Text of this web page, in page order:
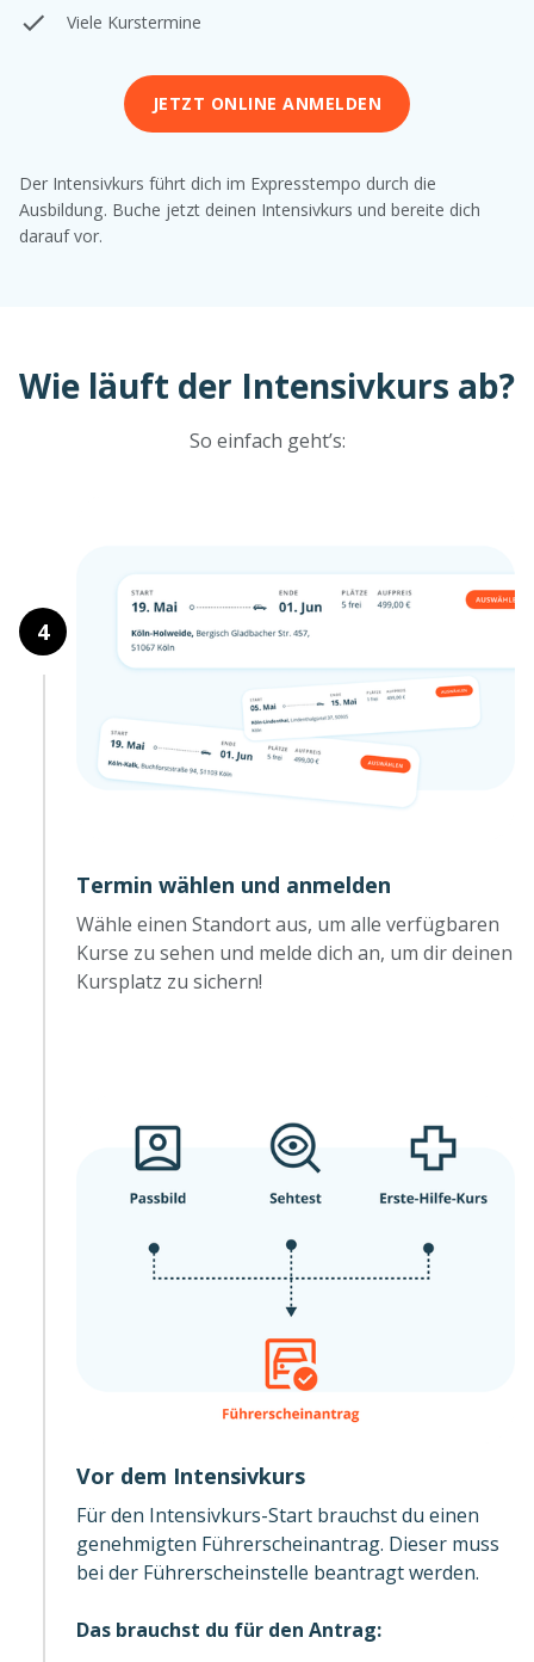
Viele Kurstermine
JETZT ONLINE ANMELDEN
Der Intensivkurs führt dich im Expresstempo durch die
Ausbildung. Buche jetzt deinen Intensivkurs und bereite dich
darauf vor.
Wie läuft der Intensivkurs ab?
So einfach geht’s:
Termin wählen und anmelden
Wähle einen Standort aus, um alle verfügbaren
Kurse zu sehen und melde dich an, um dir deinen
Kursplatz zu sichern!
1
2
Vor dem Intensivkurs
Für den Intensivkurs-Start brauchst du einen
genehmigten Führerscheinantrag. Dieser muss
bei der Führerscheinstelle beantragt werden.
Das brauchst du für den Antrag:
3
4